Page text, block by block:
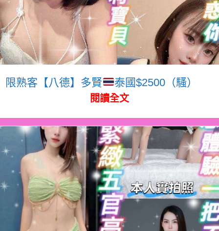
限熟客【八德】多賢 泰國$2500（騷）
閱讀全文